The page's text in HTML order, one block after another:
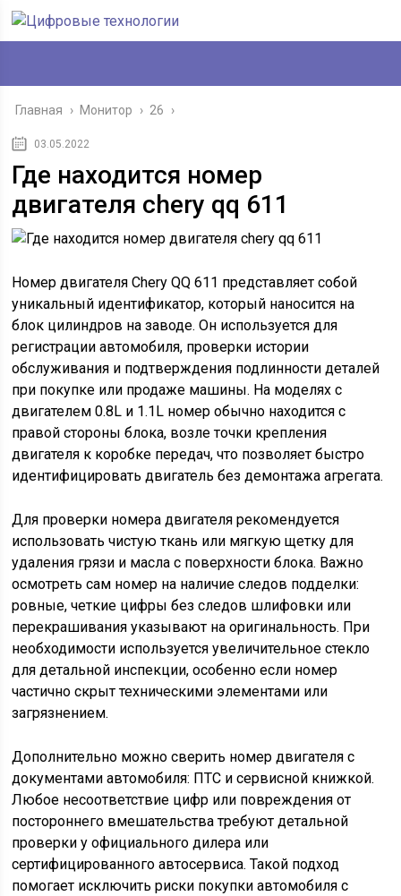
Главная › Монитор › 26 ›
03.05.2022
Где находится номер
двигателя chery qq 611
Номер двигателя Chery QQ 611 представляет собой
уникальный идентификатор, который наносится на
блок цилиндров на заводе. Он используется для
регистрации автомобиля, проверки истории
обслуживания и подтверждения подлинности деталей
при покупке или продаже машины. На моделях с
двигателем 0.8L и 1.1L номер обычно находится с
правой стороны блока, возле точки крепления
двигателя к коробке передач, что позволяет быстро
идентифицировать двигатель без демонтажа агрегата.
Для проверки номера двигателя рекомендуется
использовать чистую ткань или мягкую щетку для
удаления грязи и масла с поверхности блока. Важно
осмотреть сам номер на наличие следов подделки:
ровные, четкие цифры без следов шлифовки или
перекрашивания указывают на оригинальность. При
необходимости используется увеличительное стекло
для детальной инспекции, особенно если номер
частично скрыт техническими элементами или
загрязнением.
Дополнительно можно сверить номер двигателя с
документами автомобиля: ПТС и сервисной книжкой.
Любое несоответствие цифр или повреждения от
постороннего вмешательства требуют детальной
проверки у официального дилера или
сертифицированного автосервиса. Такой подход
помогает исключить риски покупки автомобиля с